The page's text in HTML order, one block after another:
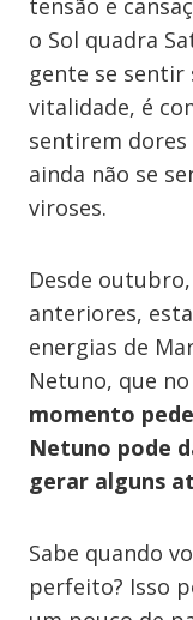
tensão e
o Sol quadra
gente se sentir
vitalidade, é
sentirem dores
ainda não se
viroses.
Desde
anteriores,
energias de
Netuno, que
momento
Netuno pode
gerar alguns
Sabe quando
perfeito? Isso